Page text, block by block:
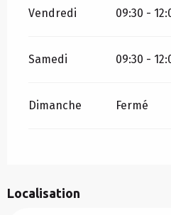
Vendredi 09:30 -
Samedi 09:30 -
Dimanche Fermé
Localisation